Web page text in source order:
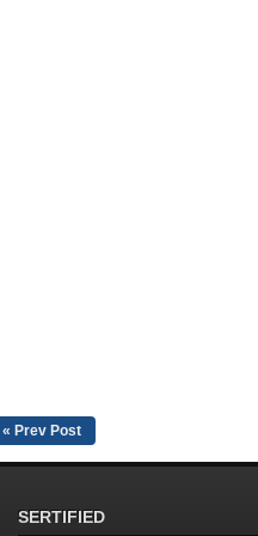
« Prev Post
SERTIFIED